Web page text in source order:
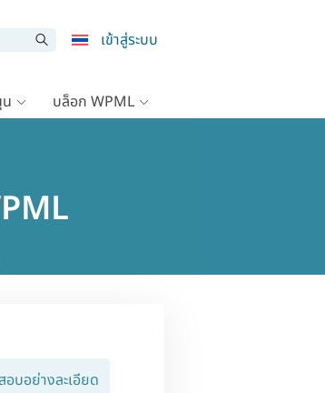
เข้าสู่ระบบ
บล็อก WPML
บอย่างละเอียด